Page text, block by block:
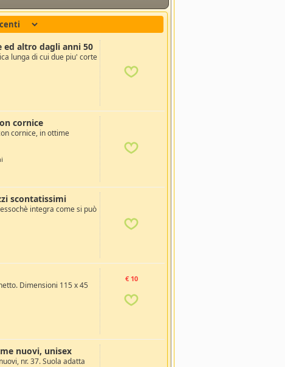
ed altro dagli anni 50
lunga di cui due piu' corte
cornice
cornice, in ottime
scontatissimi
integra come si può
Dimensioni 115 x 45
€ 10
nuovi, unisex
nr. 37. Suola adatta